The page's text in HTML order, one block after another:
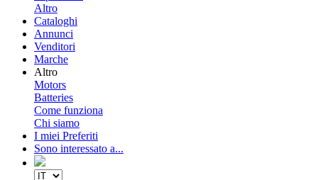
Altro
Cataloghi
Annunci
Venditori
Marche
Altro
Motors
Batteries
Come funziona
Chi siamo
I miei Preferiti
Sono interessato a...